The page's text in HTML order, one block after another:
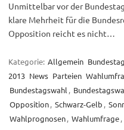
Unmittelbar vor der
klare Mehrheit für die
Opposition reicht es nicht…
Kategorie: Allgemein Bundestag
2013 News Parteien
Bundestagswahl ,
Opposition, Schwarz-Gelb ,
Wahlprognosen, Wahlumfrage,